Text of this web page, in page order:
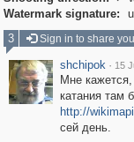
Watermark signature:
3
Sign in to share
shchipok · 15
Мне кажется,
катания там
http://
сей день.